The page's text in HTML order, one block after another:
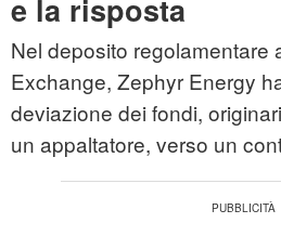
e la risposta
Nel deposito regolamentare
Exchange, Zephyr Energy
deviazione dei fondi,
un appaltatore, verso un